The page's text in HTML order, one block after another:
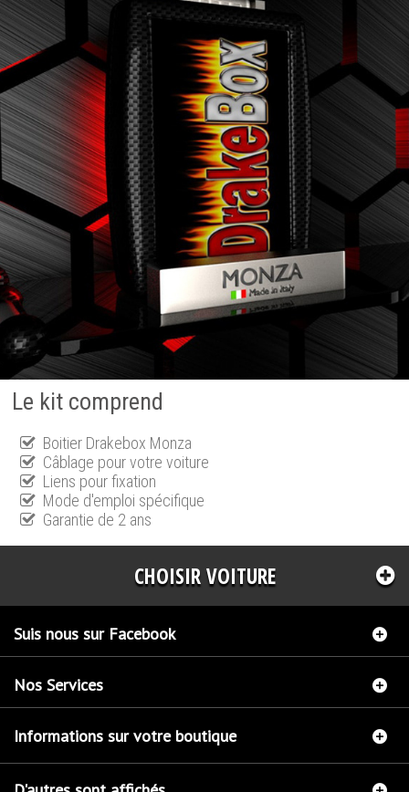
Le kit comprend
Boitier Drakebox Monza
Câblage pour votre voiture
Liens pour fixation
Mode d'emploi spécifique
Garantie de 2 ans
CHOISIR VOITURE
Suis nous sur Facebook
Nos Services
Informations sur votre boutique